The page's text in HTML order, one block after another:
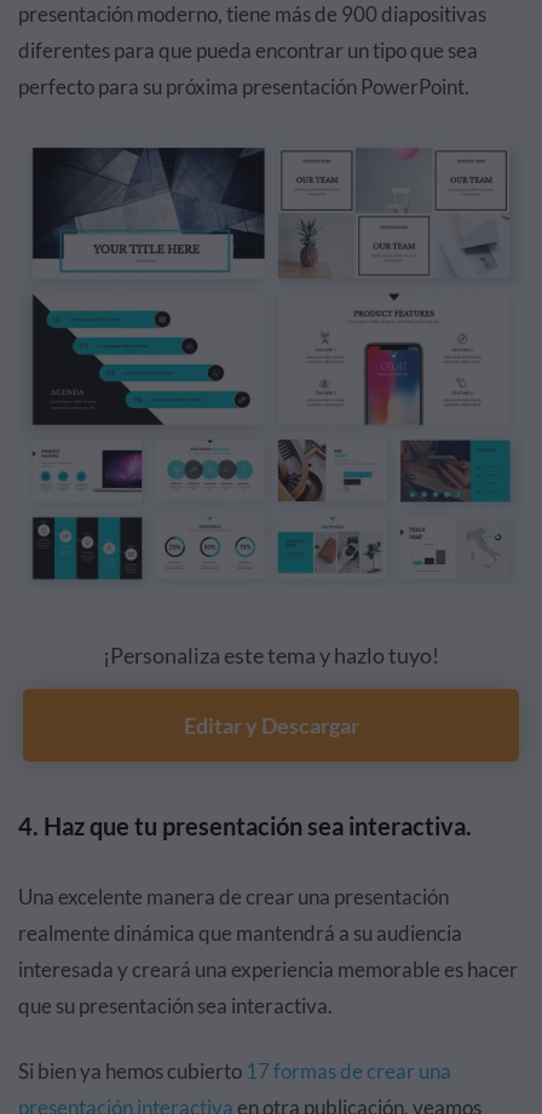
presentación moderno, tiene más de 900 diapositivas
diferentes para que pueda encontrar un tipo que sea
perfecto para su próxima presentación PowerPoint.
¡Personaliza este tema y hazlo tuyo!
Editar y Descargar
4. Haz que tu presentación sea interactiva.
Una excelente manera de crear una presentación
realmente dinámica que mantendrá a su audiencia
interesada y creará una experiencia memorable es hacer
que su presentación sea interactiva.
Si bien ya hemos cubierto 17 formas de crear una
presentación interactiva en otra publicación, veamos